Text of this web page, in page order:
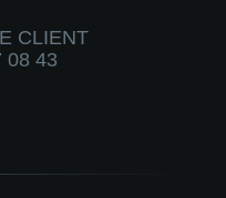
CLIENT
08 43